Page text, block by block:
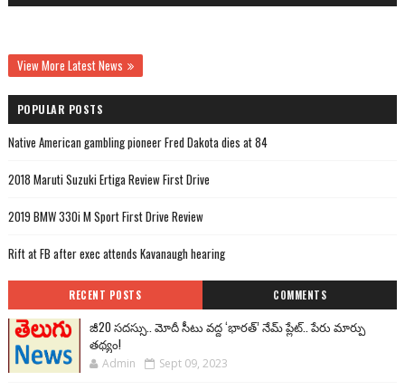
View More Latest News
POPULAR POSTS
Native American gambling pioneer Fred Dakota dies at 84
2018 Maruti Suzuki Ertiga Review First Drive
2019 BMW 330i M Sport First Drive Review
Rift at FB after exec attends Kavanaugh hearing
RECENT POSTS COMMENTS
జీ20 సదస్సు.. మోదీ సీటు వద్ద ‘భారత్’ నేమ్ ప్లేట్‌.. పేరు మార్పు
తథ్యం!
Admin Sept 09, 2023